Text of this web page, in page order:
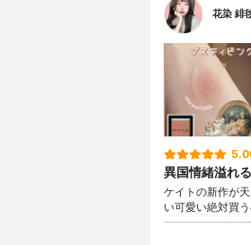
花染 緋
異国情緒溢れ
ケイトの新作が
い可愛い絶対買